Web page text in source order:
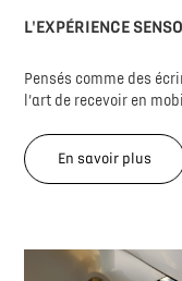
L'EXPÉRIENCE
Pensés comme des
l’art de recevoir en
En savoir plus